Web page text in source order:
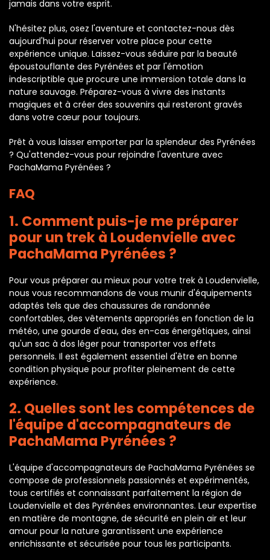
jamais dans votre esprit.
N'hésitez plus, osez l'aventure et contactez-nous dès
aujourd'hui pour réserver votre place pour cette
expérience unique. Laissez-vous séduire par la beauté
époustouflante des Pyrénées et par l'émotion
indescriptible que procure une immersion totale dans la
nature sauvage. Préparez-vous à vivre des instants
magiques et à créer des souvenirs qui resteront gravés
dans votre cœur pour toujours.
Prêt à vous laisser emporter par la splendeur des Pyrénées
? Qu'attendez-vous pour rejoindre l'aventure avec
PachaMama Pyrénées ?
FAQ
1. Comment puis-je me préparer
pour un trek à Loudenvielle avec
PachaMama Pyrénées ?
Pour vous préparer au mieux pour votre trek à Loudenvielle,
nous vous recommandons de vous munir d'équipements
adaptés tels que des chaussures de randonnée
confortables, des vêtements appropriés en fonction de la
météo, une gourde d'eau, des en-cas énergétiques, ainsi
qu'un sac à dos léger pour transporter vos effets
personnels. Il est également essentiel d'être en bonne
condition physique pour profiter pleinement de cette
expérience.
2. Quelles sont les compétences de
l'équipe d'accompagnateurs de
PachaMama Pyrénées ?
L'équipe d'accompagnateurs de PachaMama Pyrénées se
compose de professionnels passionnés et expérimentés,
tous certifiés et connaissant parfaitement la région de
Loudenvielle et des Pyrénées environnantes. Leur expertise
en matière de montagne, de sécurité en plein air et leur
amour pour la nature garantissent une expérience
enrichissante et sécurisée pour tous les participants.